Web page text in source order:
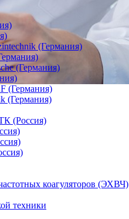
(Германия)
(Германия)
(Германия)
(Германия)
(Россия)
коагуляторов (ЭХВЧ)
техники